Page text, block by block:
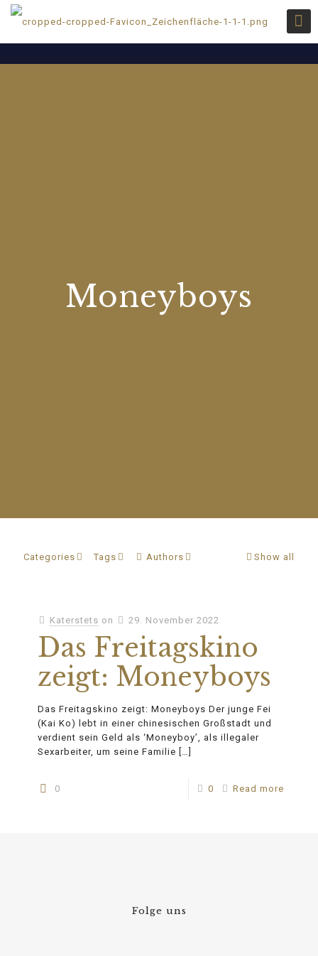
Moneyboys
Categories Tags Authors Show all
Katerstets on 29. November 2022
Das Freitagskino
zeigt: Moneyboys
Das Freitagskino zeigt: Moneyboys Der junge Fei
(Kai Ko) lebt in einer chinesischen Großstadt und
verdient sein Geld als ‘Moneyboy’, als illegaler
Sexarbeiter, um seine Familie […]
0 0 Read more
Folge uns